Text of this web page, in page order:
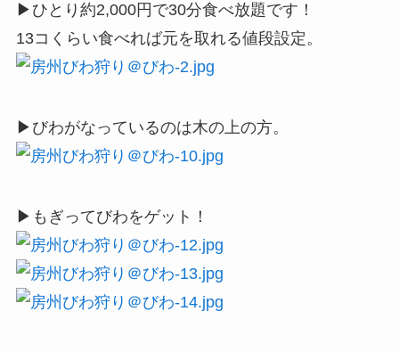
▶ひとり約2,000円で30分食べ放題です！
13コくらい食べれば元を取れる値段設定。
▶びわがなっているのは木の上の方。
▶もぎってびわをゲット！